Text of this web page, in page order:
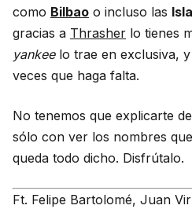
como Bilbao o incluso las
gracias a Thrasher lo tienes
yankeelo trae en exclusiva,
veces que haga falta.
No tenemos que explicarte
sólo con ver los nombres
queda todo dicho. Disfrútalo.
Ft. Felipe Bartolomé, Juan